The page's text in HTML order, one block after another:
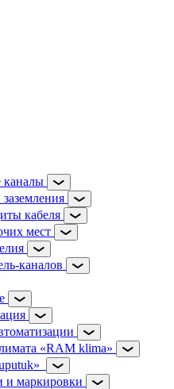
каналы
кабеля
мест
каналов
«RAM klima»
и маркировки